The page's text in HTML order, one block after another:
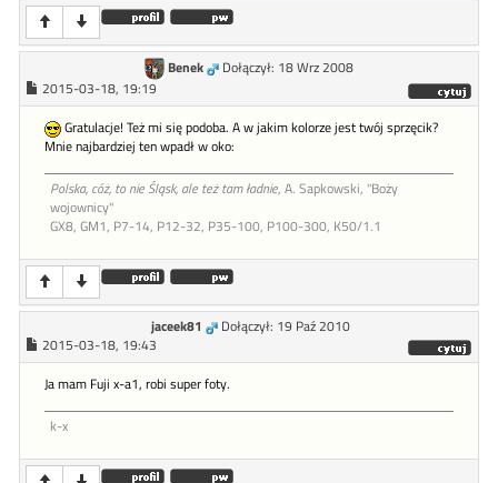
Benek
Dołączył: 18 Wrz 2008
2015-03-18, 19:19
Gratulacje! Też mi się podoba. A w jakim kolorze jest twój sprzęcik?
Mnie najbardziej ten wpadł w oko:
Polska, cóż, to nie Śląsk, ale też tam ładnie, A. Sapkowski, "Boży
wojownicy"
GX8, GM1, P7-14, P12-32, P35-100, P100-300, K50/1.1
jaceek81
Dołączył: 19 Paź 2010
2015-03-18, 19:43
Ja mam Fuji x-a1, robi super foty.
k-x